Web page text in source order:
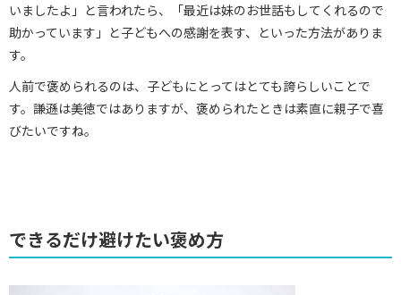
いましたよ」と言われたら、「最近は妹のお世話もしてくれるので
助かっています」と子どもへの感謝を表す、といった方法がありま
す。
人前で褒められるのは、子どもにとってはとても誇らしいことで
す。謙遜は美徳ではありますが、褒められたときは素直に親子で喜
びたいですね。
できるだけ避けたい褒め方